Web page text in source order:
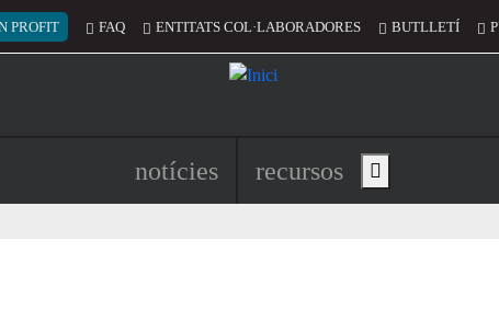
del compte d'usuari
PROFIT FAQ ENTITATS COL·LABORADORES BUTLLETÍ
Navegació principal de
notícies recursos Show main menu